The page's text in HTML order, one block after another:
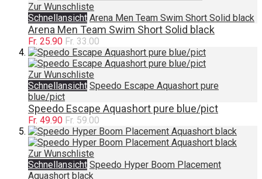
Zur Wunschliste
Schnellansicht Arena Men Team Swim Short Solid black
Arena Men Team Swim Short Solid black
Fr. 25.90 Fr. 33.00
Zur Wunschliste
Schnellansicht Speedo Escape Aquashort pure
blue/pict
Speedo Escape Aquashort pure blue/pict
Fr. 49.90 Fr. 59.00
Zur Wunschliste
Schnellansicht Speedo Hyper Boom Placement
Aquashort black